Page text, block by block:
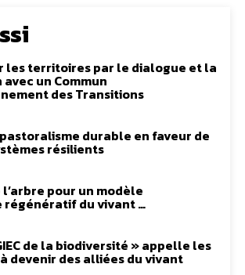
les territoires par le dialogue et la
un Commun
des Transitions
durable en faveur de
résilients
l’arbre pour un modèle
régénératif du vivant …
de la biodiversité » appelle les
devenir des alliées du vivant